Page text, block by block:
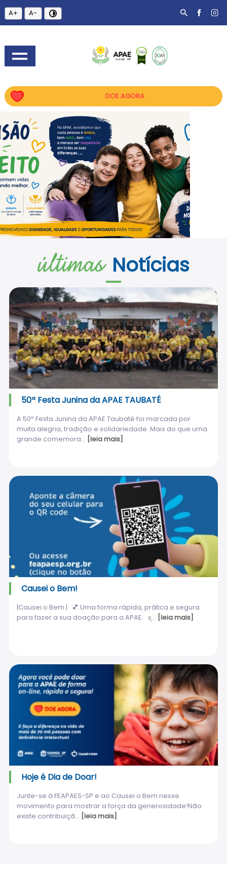
A+ A-
DOE AGORA
últimas Notícias
50ª Festa Junina da APAE TAUBATÉ
A 50ª Festa Junina da APAE Taubaté foi marcada por
muita alegria, tradição e solidariedade. Mais do que uma
grande comemora... [leia mais]
Causei o Bem!
|Causei o Bem | 💕 Uma forma rápida, prática e segura
para fazer a sua doação para a APAE. ӽ... [leia mais]
Hoje é Dia de Doar!
Junte-se à FEAPAES-SP e ao Causei o Bem nesse
movimento para mostrar a força da generosidade!Não
existe contribuiçã... [leia mais]